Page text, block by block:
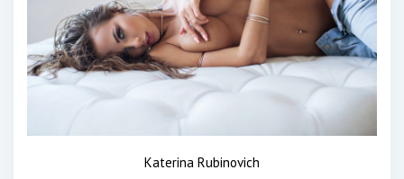
Katerina Rubinovich